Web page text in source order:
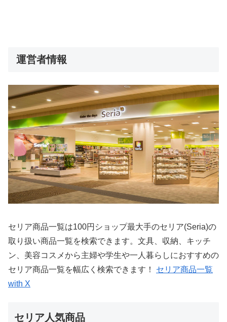
運営者情報
セリア商品一覧は100円ショップ最大手のセリア(Seria)の
取り扱い商品一覧を検索できます。文具、収納、キッチ
ン、美容コスメから主婦や学生や一人暮らしにおすすめの
セリア商品一覧を幅広く検索できます！ セリア商品一覧
with X
セリア人気商品